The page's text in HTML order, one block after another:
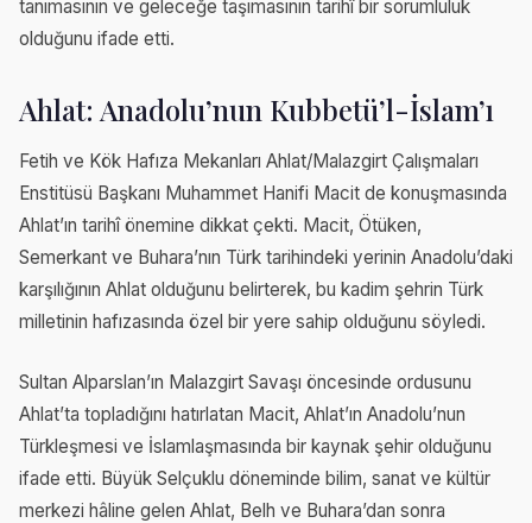
tanımasının ve geleceğe taşımasının tarihî bir sorumluluk
olduğunu ifade etti.
Ahlat: Anadolu’nun Kubbetü’l-İslam’ı
Fetih ve Kök Hafıza Mekanları Ahlat/Malazgirt Çalışmaları
Enstitüsü Başkanı Muhammet Hanifi Macit de konuşmasında
Ahlat’ın tarihî önemine dikkat çekti. Macit, Ötüken,
Semerkant ve Buhara’nın Türk tarihindeki yerinin Anadolu’daki
karşılığının Ahlat olduğunu belirterek, bu kadim şehrin Türk
milletinin hafızasında özel bir yere sahip olduğunu söyledi.
Sultan Alparslan’ın Malazgirt Savaşı öncesinde ordusunu
Ahlat’ta topladığını hatırlatan Macit, Ahlat’ın Anadolu’nun
Türkleşmesi ve İslamlaşmasında bir kaynak şehir olduğunu
ifade etti. Büyük Selçuklu döneminde bilim, sanat ve kültür
merkezi hâline gelen Ahlat, Belh ve Buhara’dan sonra